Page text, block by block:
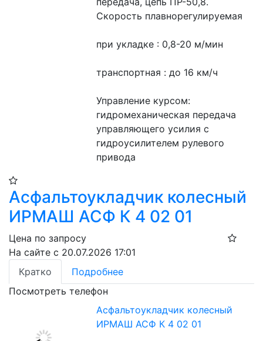
Скорость плавнорегулируемая
при укладке : 0,8-20 м/мин
транспортная : до 16 км/ч
Управление курсом:
гидромеханическая передача
управляющего усилия с
гидроусилителем рулевого
привода
Асфальтоукладчик колесный
ИРМАШ АСФ К 4 02 01
Цена по запросу
На сайте с 20.07.2026 17:01
Кратко
Подробнее
Посмотреть телефон
Асфальтоукладчик колесный
ИРМАШ АСФ К 4 02 01